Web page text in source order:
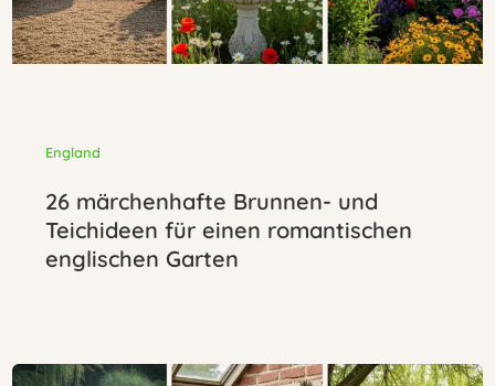
England
26 märchenhafte Brunnen- und
Teichideen für einen romantischen
englischen Garten